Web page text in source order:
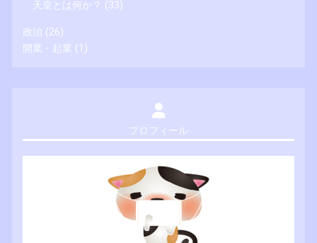
天皇とは何か？ (33)
政治 (26)
開業・起業 (1)
プロフィール